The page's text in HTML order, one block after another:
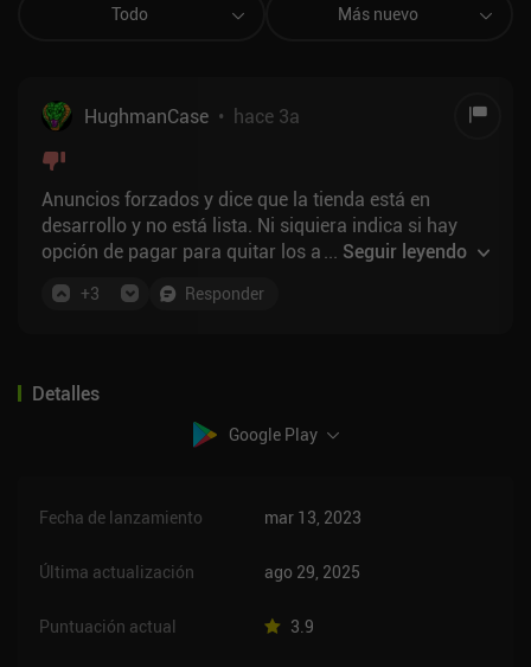
Todo Más nuevo
HughmanCase • hace 3a
Anuncios forzados y dice que la tienda está en
desarrollo y no está lista. Ni siquiera indica si hay
opción de pagar para quitar los anuncios. Así que
molestarme con él. Los desarrolladores deberían
valoraciones de 1 estrella.
... Seguir leyendo
+3 Responder
Detalles
Google Play
Fecha de lanzamiento mar 13, 2023
Última actualización ago 29, 2025
Puntuación actual 3.9